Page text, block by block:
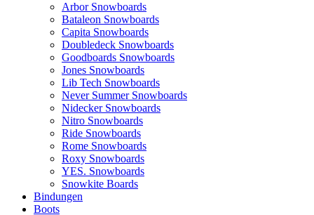
Arbor Snowboards
Bataleon Snowboards
Capita Snowboards
Doubledeck Snowboards
Goodboards Snowboards
Jones Snowboards
Lib Tech Snowboards
Never Summer Snowboards
Nidecker Snowboards
Nitro Snowboards
Ride Snowboards
Rome Snowboards
Roxy Snowboards
YES. Snowboards
Snowkite Boards
Bindungen
Boots